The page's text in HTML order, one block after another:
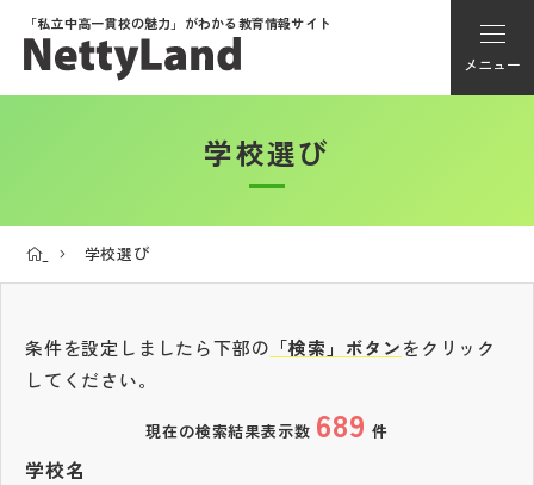
「私立中高一貫校の魅力」がわかる教育情報サイト
メニュー
アカウント登録
メニュー
学校選び
学校選び
学校選び
条件を設定しましたら下部の 「検索」ボタンをクリック
してください。
現在の検索結果表示数 689 件
学校名